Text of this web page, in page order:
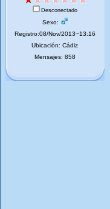
Desconectado
Sexo:
Registro:08/Nov/2013~13:16
Ubicación: Cádiz
Mensajes: 858